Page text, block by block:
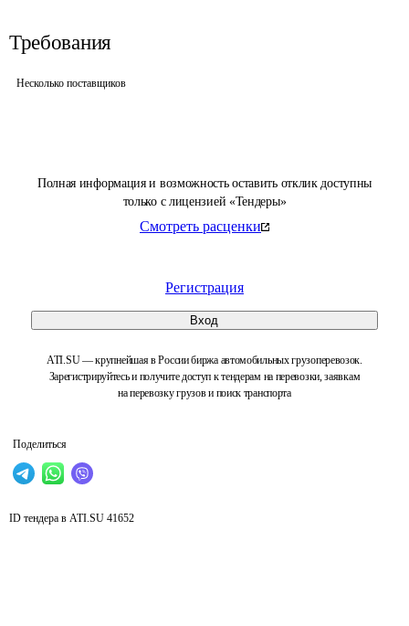
Полная информация и возможность оставить отклик доступны
только с лицензией «Тендеры»
Смотреть расценки
Регистрация
Вход
ATI.SU — крупнейшая в России биржа автомобильных грузоперевозок.
Зарегистрируйтесь и получите доступ к тендерам на перевозки, заявкам
на перевозку грузов и поиск транспорта
Поделиться
Требования
Несколько поставщиков
ID тендера в ATI.SU 41652